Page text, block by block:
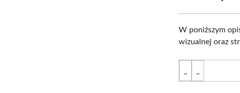
W poniższym
wizualnej oraz